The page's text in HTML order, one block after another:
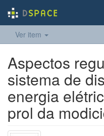
Ver item
Aspectos
sistema de
energia
prol da